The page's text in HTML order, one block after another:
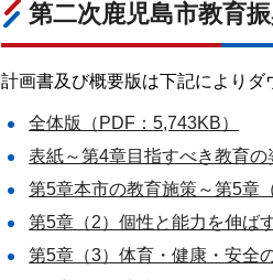
第二次鹿児島市教育
計画書及び概要版は下記によりダ
全体版（PDF：5,743KB）
表紙～第4章目指すべき教育の
第5章本市の教育施策～第5章
第5章（2）個性と能力を伸ば
第5章（3）体育・健康・安全